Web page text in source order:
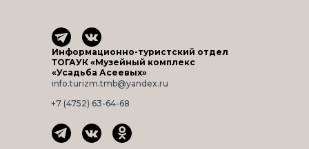
info.turizm.tmb@yandex.ru
Информационно-туристский отдел
ТОГАУК «Музейный комплекс
«Усадьба Асеевых»
+7 (4752) 63-64-68